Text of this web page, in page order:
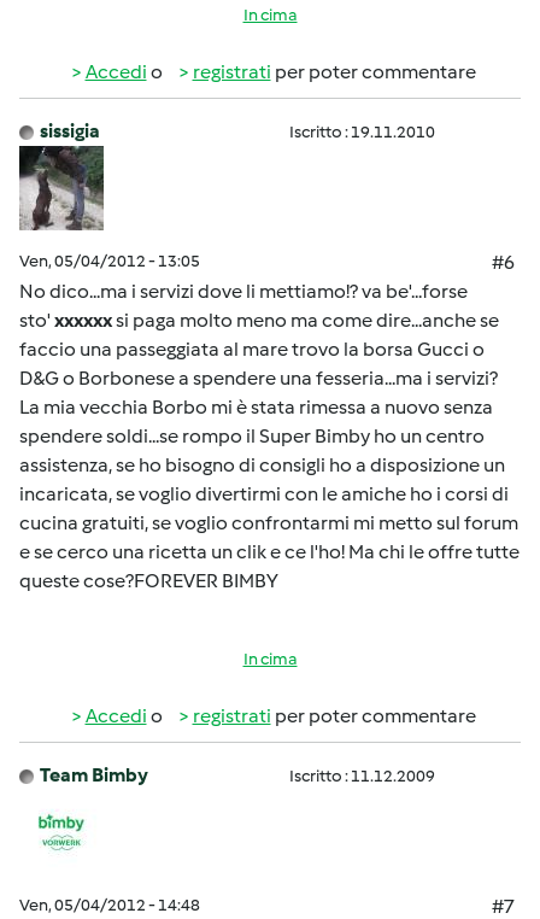
In cima
Accedi o registrati per poter commentare
sissigia Iscritto : 19.11.2010
Ven, 05/04/2012 - 13:05
#6
No dico...ma i servizi dove li mettiamo!? va be'...forse
sto' xxxxxxsi paga molto meno ma come dire...anche se
faccio una passeggiata al mare trovo la borsa Gucci o
D&G o Borbonese a spendere una fesseria...ma i servizi?
La mia vecchia Borbo mi è stata rimessa a nuovo senza
spendere soldi...se rompo il Super Bimby ho un centro
assistenza, se ho bisogno di consigli ho a disposizione un
incaricata, se voglio divertirmi con le amiche ho i corsi di
cucina gratuiti, se voglio confrontarmi mi metto sul forum
e se cerco una ricetta un clik e ce l'ho! Ma chi le offre tutte
queste cose?FOREVER BIMBY
In cima
Accedi o registrati per poter commentare
Team Bimby Iscritto : 11.12.2009
Ven, 05/04/2012 - 14:48
#7